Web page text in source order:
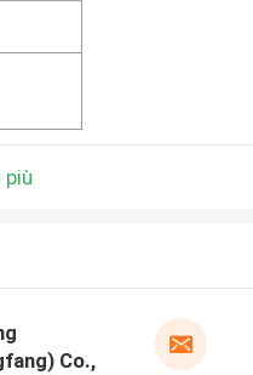
più
Co.,